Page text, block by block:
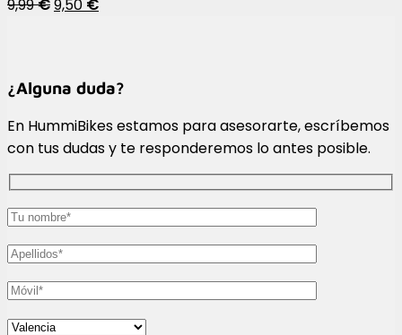
9,99€9,50 €
¿Alguna duda?
En HummiBikes estamos para asesorarte, escríbemos
con tus dudas y te responderemos lo antes posible.